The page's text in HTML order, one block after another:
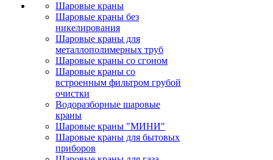
Шаровые краны
Шаровые краны без
никелирования
Шаровые краны для
металлополимерных труб
Шаровые краны со сгоном
Шаровые краны со
встроенным фильтром грубой
очистки
Водоразборные шаровые
краны
Шаровые краны "МИНИ"
Шаровые краны для бытовых
приборов